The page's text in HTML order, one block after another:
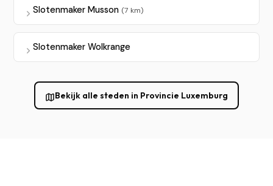
Slotenmaker Musson (7 km)
Slotenmaker Wolkrange
Bekijk alle steden in Provincie Luxemburg